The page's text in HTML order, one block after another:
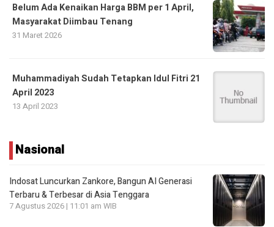
Belum Ada Kenaikan Harga BBM per 1 April,
Masyarakat Diimbau Tenang
31 Maret 2026
Muhammadiyah Sudah Tetapkan Idul Fitri 21
April 2023
13 April 2023
Nasional
Indosat Luncurkan Zankore, Bangun AI Generasi
Terbaru & Terbesar di Asia Tenggara
7 Agustus 2026 | 11:01 am WIB